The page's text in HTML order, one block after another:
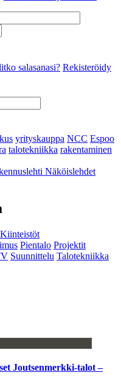
salasanasi? Rekisteröidy
yrityskauppa NCC Espoo
talotekniikka rakentaminen
Näköislehdet
Kiinteistöt
Pientalo Projektit
Suunnittelu Talotekniikka
Joutsenmerkki-talot –